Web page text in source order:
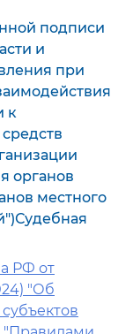
подписи
и
при
к
органов
местного
РФ от
"Об